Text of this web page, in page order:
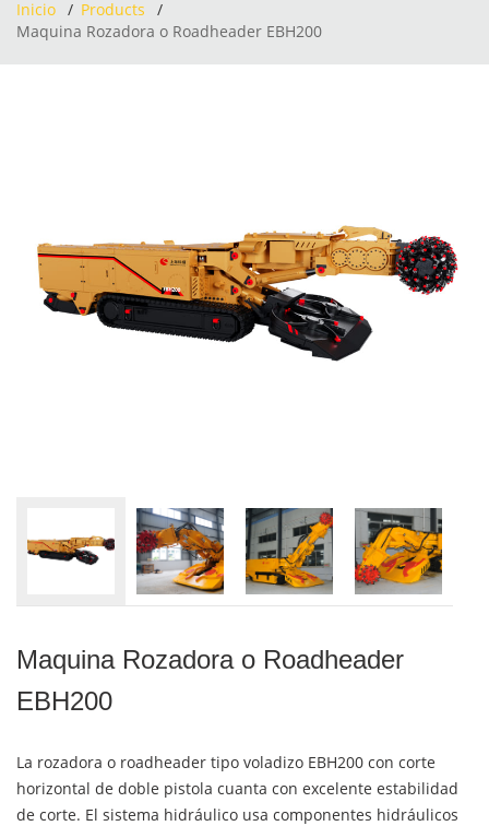
Inicio
Products
Maquina Rozadora o Roadheader EBH200
Maquina Rozadora o Roadheader
EBH200
La rozadora o roadheader tipo voladizo EBH200 con corte
horizontal de doble pistola cuanta con excelente estabilidad
de corte. El sistema hidráulico usa componentes hidráulicos